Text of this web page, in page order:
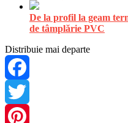
De la profil la geam
de tâmplărie PVC
Distribuie mai departe
Facebook
Twitter